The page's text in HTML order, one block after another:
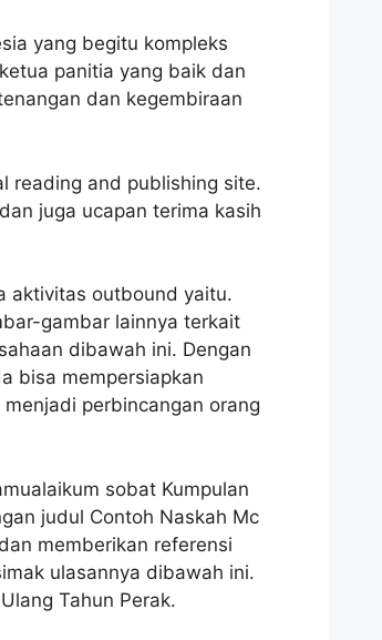
yang begitu kompleks
panitia yang baik dan
dan kegembiraan
reading and publishing site.
juga ucapan terima kasih
aktivitas outbound yaitu.
gambar lainnya terkait
dibawah ini. Dengan
bisa mempersiapkan
perbincangan orang
sobat Kumpulan
judul Contoh Naskah Mc
memberikan referensi
ulasannya dibawah ini.
Tahun Perak.